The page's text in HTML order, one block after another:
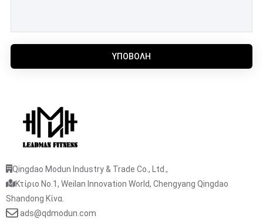
ΥΠΟΒΟΛΉ
Qingdao Modun Industry & Trade Co., Ltd.,
Κτίριο No.1, Weilan Innovation World, Chengyang Qingdao
Shandong Κίνα.
ads@qdmodun.com